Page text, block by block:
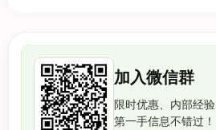
加入微信群
限时优惠、内部经验
第一手信息不错过！